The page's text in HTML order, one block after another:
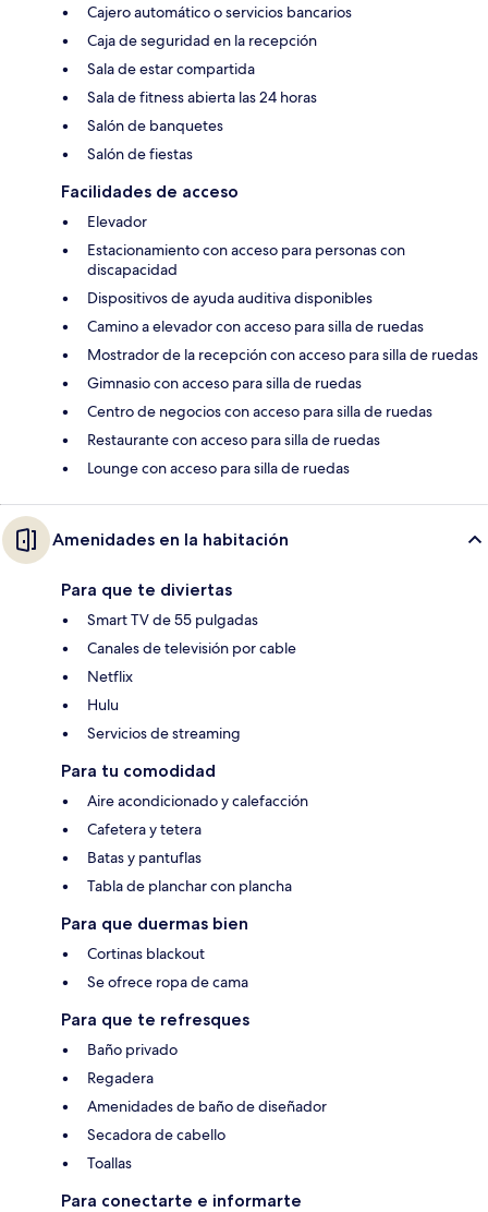
Cajero automático o servicios bancarios
Caja de seguridad en la recepción
Sala de estar compartida
Sala de fitness abierta las 24 horas
Salón de banquetes
Salón de fiestas
Facilidades de acceso
Elevador
Estacionamiento con acceso para personas con
discapacidad
Dispositivos de ayuda auditiva disponibles
Camino a elevador con acceso para silla de ruedas
Mostrador de la recepción con acceso para silla de ruedas
Gimnasio con acceso para silla de ruedas
Centro de negocios con acceso para silla de ruedas
Restaurante con acceso para silla de ruedas
Lounge con acceso para silla de ruedas
Amenidades en la habitación
Para que te diviertas
Smart TV de 55 pulgadas
Canales de televisión por cable
Netflix
Hulu
Servicios de streaming
Para tu comodidad
Aire acondicionado y calefacción
Cafetera y tetera
Batas y pantuflas
Tabla de planchar con plancha
Para que duermas bien
Cortinas blackout
Se ofrece ropa de cama
Para que te refresques
Baño privado
Regadera
Amenidades de baño de diseñador
Secadora de cabello
Toallas
Para conectarte e informarte